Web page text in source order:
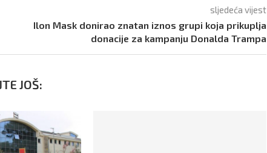
sljedeća vijest
Ilon Mask donirao znatan iznos grupi koja prikuplja
donacije za kampanju Donalda Trampa
JOŠ: